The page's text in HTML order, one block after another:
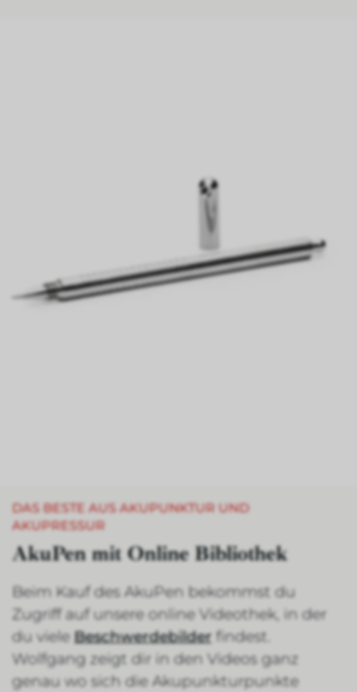
DAS BESTE AUS AKUPUNKTUR UND
AKUPRESSUR
AkuPen mit Online Bibliothek
Beim Kauf des AkuPen bekommst du
Zugriff auf unsere online Videothek, in der
du viele Beschwerdebilder findest.
Wolfgang zeigt dir in den Videos ganz
genau wo sich die Akupunkturpunkte